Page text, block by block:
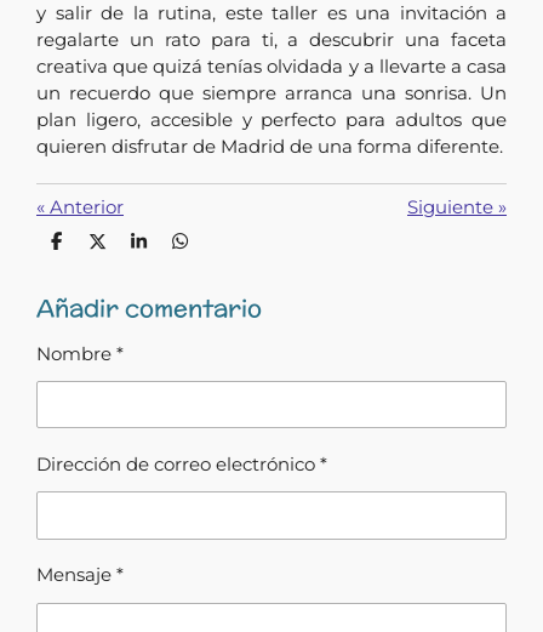
y salir de la rutina, este taller es una invitación a
regalarte un rato para ti, a descubrir una faceta
creativa que quizá tenías olvidada y a llevarte a casa
un recuerdo que siempre arranca una sonrisa. Un
plan ligero, accesible y perfecto para adultos que
quieren disfrutar de Madrid de una forma diferente.
« Anterior Siguiente »
C
p
a
t
C
p
a
t
C
p
a
C
p
a
Añadir comentario
Nombre *
Dirección de correo electrónico *
Mensaje *